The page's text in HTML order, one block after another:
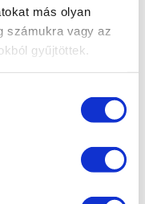
más olyan
számukra vagy az
gyűjtöttek.